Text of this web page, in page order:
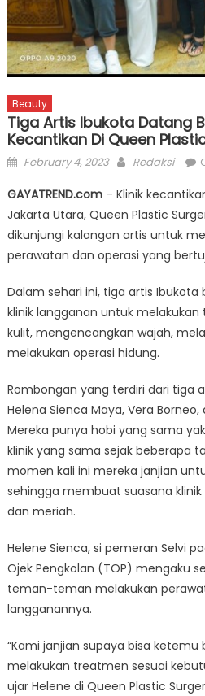
Beauty
Tiga Artis Ibukota Datang
Kecantikan Di Queen
Posted
February 4, 2023 Author
Redaksi
GAYATREND.com– Klinik
Jakarta Utara, Queen Plastic
dikunjungi kalangan artis untuk
perawatan dan operasi yang
Dalam sehari ini, tiga artis
klinik langganan untuk
kulit, mengencangkan wajah,
melakukan operasi hidung.
Rombongan yang terdiri dari tiga
Helena Sienca Maya, Vera
Mereka punya hobi yang sama
klinik yang sama sejak beberapa
momen kali ini mereka janjian
sehingga membuat suasana
dan meriah.
Helene Sienca, si pemeran Selvi
Ojek Pengkolan (TOP) mengaku
teman-teman melakukan
langganannya.
“Kami janjian supaya bisa ketemu
melakukan treatmen sesuai
ujar Helene di Queen Plastic